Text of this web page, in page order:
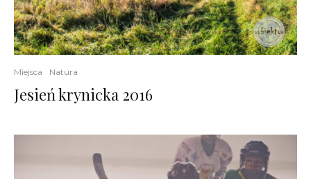
Miejsca Natura
Jesień krynicka 2016